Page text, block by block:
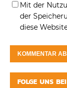
Mit der
der
diese
FOLGE UNS BEI